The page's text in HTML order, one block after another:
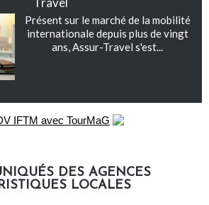
Présent sur le marché de la mobilité
internationale depuis plus de vingt
ans, Assur-Travel s'est...
DES AGENCES
LOCALES